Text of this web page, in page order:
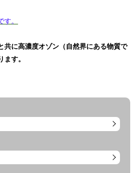
。
共に高濃度オゾン（自然界にある物質で
す。